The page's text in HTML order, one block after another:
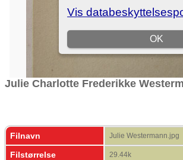
Julie Charlotte Frederikke
Filnavn Julie Westermann.jpg
Filstørrelse 29.44k